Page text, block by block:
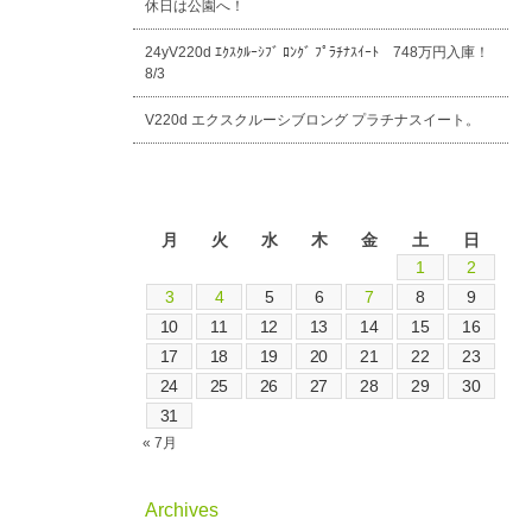
休日は公園へ！
24yV220d ｴｸｽｸﾙｰｼﾌﾞ ﾛﾝｸﾞ ﾌﾟﾗﾁﾅｽｲｰﾄ 748万円入庫！
8/3
V220d エクスクルーシブロング プラチナスイート。
月
火 水 木 金 土
日
1
2
3
4 5 6 7 8
9
10
11 12 13 14 15
16
17
18 19 20 21 22
23
24
25 26 27 28 29
30
31
« 7月
Archives